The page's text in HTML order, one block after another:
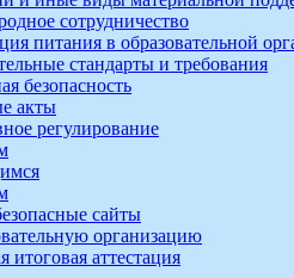
сотрудничество
питания в образовательной
стандарты и требования
безопасность
акты
регулирование
сайты
организацию
итоговая аттестация